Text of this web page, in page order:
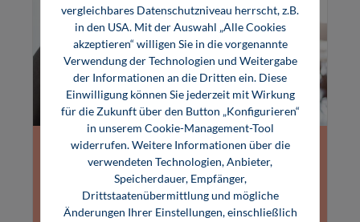
Inhouse-Schulungen
Jedes Seminar steht auch als Inhouse-Schulung
zur Verfügung. Dort können Sie im
geschlossenen Rahmen über Themen
vergleichbares Datenschutzniveau herrscht, z.B.
in den USA. Mit der Auswahl „Alle Cookies
akzeptieren“ willigen Sie in die vorgenannte
Verwendung der Technologien und Weitergabe
der Informationen an die Dritten ein. Diese
Einwilligung können Sie jederzeit mit Wirkung
für die Zukunft über den Button „Konfigurieren“
in unserem Cookie-Management-Tool
widerrufen. Weitere Informationen über die
verwendeten Technologien, Anbieter,
Speicherdauer, Empfänger,
Drittstaatenübermittlung und mögliche
Änderungen Ihrer Einstellungen, einschließlich